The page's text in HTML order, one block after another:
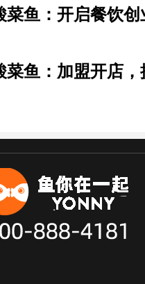
菜鱼：开启餐饮
菜鱼：加盟开店